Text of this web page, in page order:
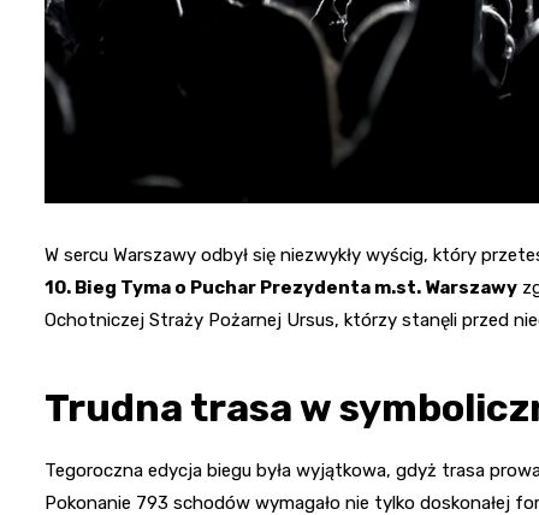
W sercu Warszawy odbył się niezwykły wyścig, który
10. Bieg Tyma o Puchar Prezydenta m.st. Warszawy
Ochotniczej Straży Pożarnej Ursus, którzy stanęli przed
Trudna trasa w
Tegoroczna edycja biegu była wyjątkowa, gdyż trasa
Pokonanie 793 schodów wymagało nie tylko doskonałej